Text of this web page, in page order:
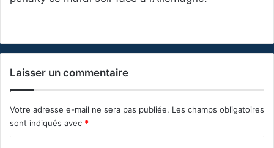
Laisser un commentaire
Votre adresse e-mail ne sera pas publiée. Les champs obligatoires
sont indiqués avec *